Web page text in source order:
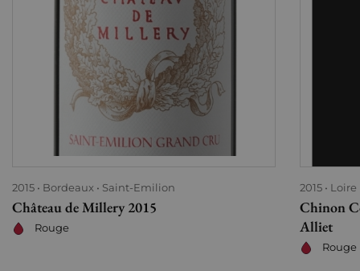
2015 Bordeaux Saint-Emilion
Château de Millery 2015
Rouge
2015 Loire
Chinon
Alliet
Rouge